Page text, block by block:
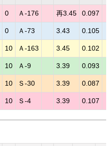
0 Ａ-176 再3.45 0.097
0 Ａ-73 3.43 0.105
10 Ａ-163 3.45 0.102
10 Ａ-9 3.39 0.093
10 Ｓ-30 3.39 0.087
10 Ｓ-4 3.39 0.107